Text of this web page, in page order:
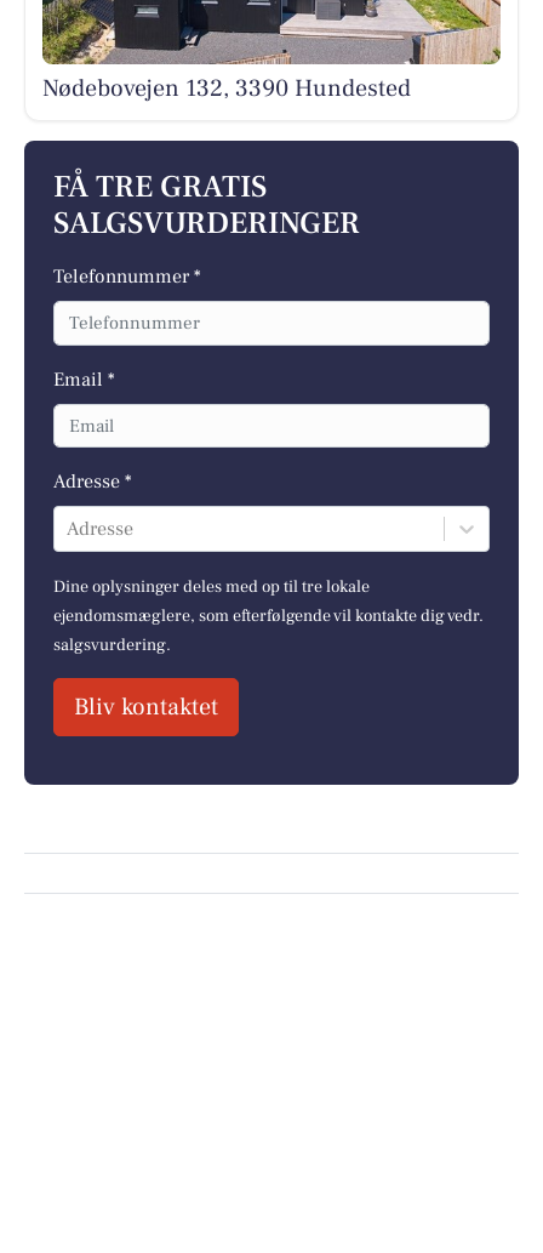
Nødebovejen 132, 3390 Hundested
FÅ TRE GRATIS
SALGSVURDERINGER
Telefonnummer *
Email *
Adresse *
Adresse
Dine oplysninger deles med op til tre lokale
ejendomsmæglere, som efterfølgende vil kontakte dig vedr.
salgsvurdering.
Bliv kontaktet